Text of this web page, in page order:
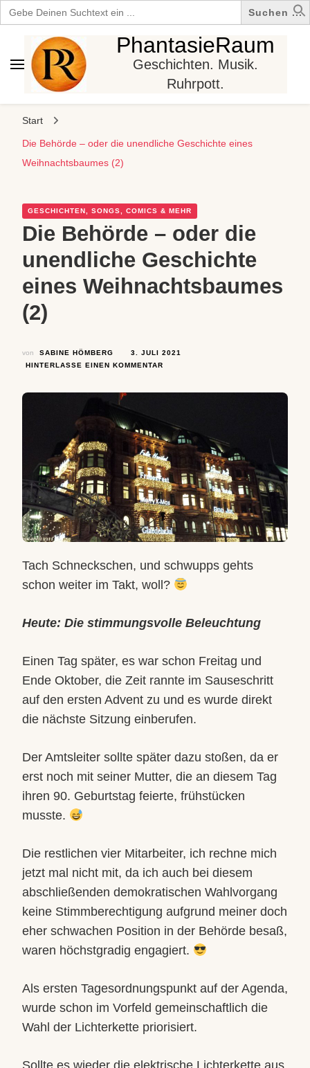
Search
for:
PhantasieRaum
Geschichten. Musik.
Ruhrpott.
Start
Die Behörde – oder die unendliche Geschichte eines
Weihnachtsbaumes (2)
GESCHICHTEN, SONGS, COMICS & MEHR
Die Behörde – oder die
unendliche Geschichte
eines Weihnachtsbaumes
(2)
von SABINE HÖMBERG
3. JULI 2021
HINTERLASSE EINEN KOMMENTAR
DIE
UNENDLICHE
GESCHICHTE
EINES
WEIHNACHTSBAUMES
(2)
Tach Schneckschen, und schwupps gehts
schon weiter im Takt, woll?
Heute: Die stimmungsvolle Beleuchtung
Einen Tag später, es war schon Freitag und
Ende Oktober, die Zeit rannte im Sauseschritt
auf den ersten Advent zu und es wurde direkt
die nächste Sitzung einberufen.
Der Amtsleiter sollte später dazu stoßen, da er
erst noch mit seiner Mutter, die an diesem Tag
ihren 90. Geburtstag feierte, frühstücken
musste.
Die restlichen vier Mitarbeiter, ich rechne mich
jetzt mal nicht mit, da ich auch bei diesem
abschließenden demokratischen Wahlvorgang
keine Stimmberechtigung aufgrund meiner doch
eher schwachen Position in der Behörde besaß,
waren höchstgradig engagiert.
Als ersten Tagesordnungspunkt auf der Agenda,
wurde schon im Vorfeld gemeinschaftlich die
Wahl der Lichterkette priorisiert.
Sollte es wieder die elektrische Lichterkette aus